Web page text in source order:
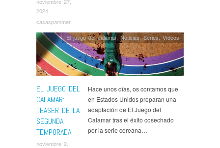
noviembre 27,
2024
casaspammer
EL JUEGO DEL
CALAMAR:
TEASER DE LA
SEGUNDA
TEMPORADA
noviembre 2,
El juego del calamar,Noticias,Series,Ví­deos
Hace unos días, os contamos que
en Estados Unidos preparan una
adaptación de El Juego del
Calamar tras el éxito cosechado
por la serie coreana…